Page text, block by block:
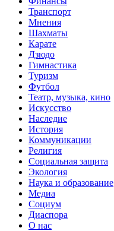
Транспорт
Мнения
Шахматы
Карате
Дзюдо
Гимнастика
Туризм
Футбол
Театр, музыка, кино
Искусство
Наследие
История
Коммуникации
Религия
Социальная защита
Экология
Наука и образование
Медиа
Социум
Диаспора
О нас